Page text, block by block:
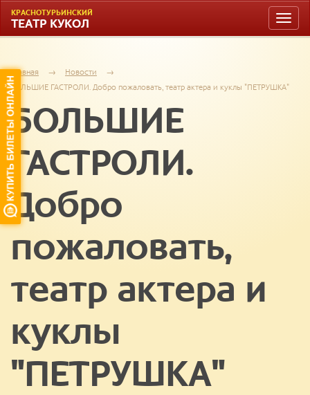
КРАСНОТУРЬИНСКИЙ
ТЕАТР КУКОЛ
Toggle
Главная → Новости
→
БОЛЬШИЕ ГАСТРОЛИ. Добро пожаловать, театр актера и куклы "ПЕТРУШКА"
БОЛЬШИЕ
ГАСТРОЛИ.
Добро
пожаловать,
театр актера и
куклы
"ПЕТРУШКА"